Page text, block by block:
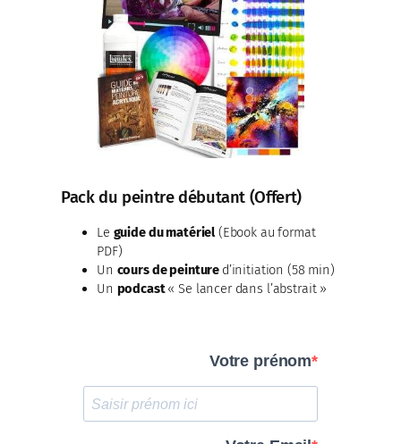
Pack du peintre débutant (Offert)
Le guide du matériel(Ebook au format
PDF)
Un cours de peinture d’initiation (58 min)
Un podcast« Se lancer dans l’abstrait »
Votre prénom